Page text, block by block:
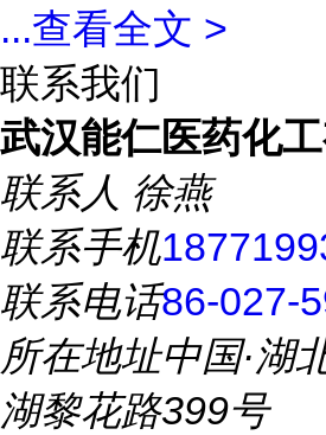
...查看全文 >
联系我们
武汉能仁医药化
联系人 徐燕
联系手机
联系电话86-027-
所在地址中国·湖
湖黎花路399号